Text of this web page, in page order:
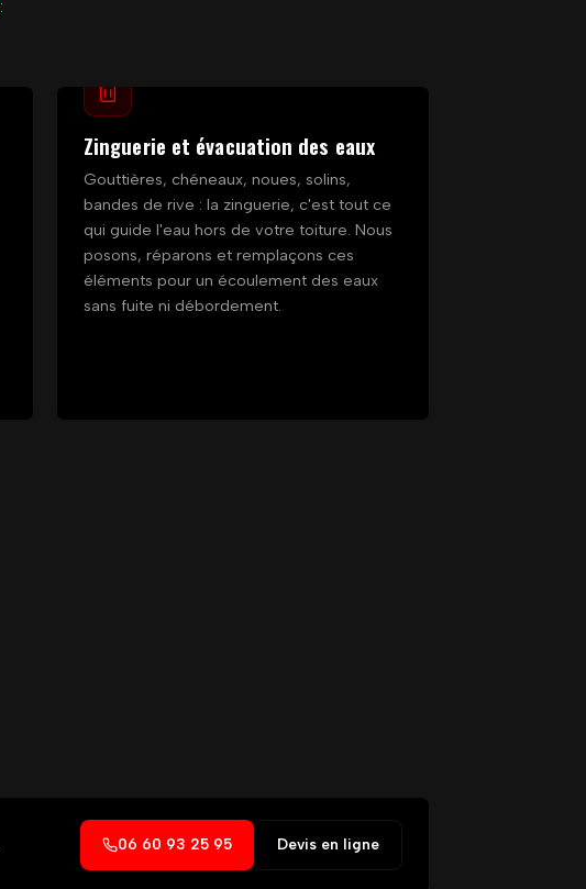
:
Zinguerie et évacuation des eaux
Gouttières, chéneaux, noues, solins,
bandes de rive : la zinguerie, c'est tout ce
qui guide l'eau hors de votre toiture. Nous
posons, réparons et remplaçons ces
éléments pour un écoulement des eaux
sans fuite ni débordement.
06 60 93 25 95 Devis en ligne